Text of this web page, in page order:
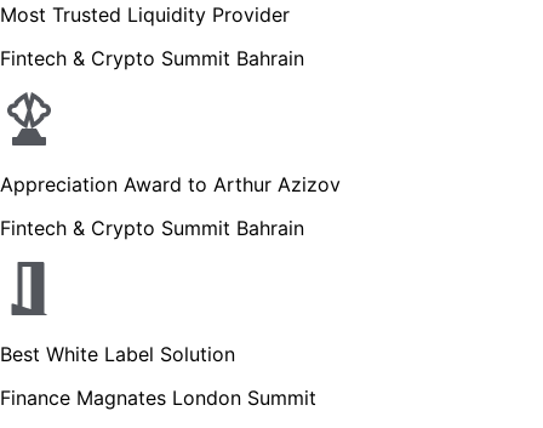
Most Trusted Liquidity Provider
Fintech & Crypto Summit Bahrain
Appreciation Award to Arthur Azizov
Fintech & Crypto Summit Bahrain
Best White Label Solution
Finance Magnates London Summit